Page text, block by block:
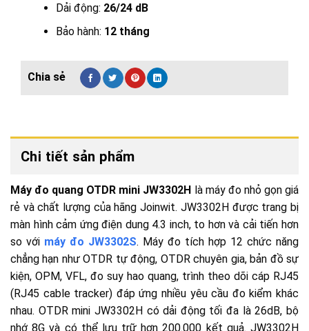
Dải động: 26/24 dB
Bảo hành: 12 tháng
Chi tiết sản phẩm
Máy đo quang OTDR mini JW3302H
là máy đo nhỏ gọn giá
rẻ và chất lượng của hãng Joinwit. JW3302H được trang bị
màn hình cảm ứng điện dung 4.3 inch, to hơn và cải tiến hơn
so với máy đo JW3302S. Máy đo tích hợp 12 chức năng
chẳng hạn như OTDR tự động, OTDR chuyên gia, bản đồ sự
kiện, OPM, VFL, đo suy hao quang, trình theo dõi cáp RJ45
(RJ45 cable tracker) đáp ứng nhiều yêu cầu đo kiểm khác
nhau. OTDR mini JW3302H có dải động tối đa là 26dB, bộ
nhớ 8G và có thể lưu trữ hơn 200.000 kết quả. JW3302H